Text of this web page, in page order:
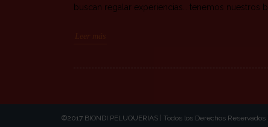
buscan regalar experiencias… tenemos nuestros
Leer más
©2017 BIONDI PELUQUERIAS | Todos los Derechos Reservados |